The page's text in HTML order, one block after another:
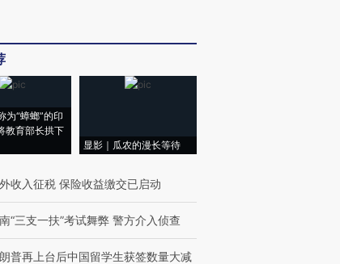
为“蟑螂”的印
教育部长拱下
显影｜瓜农的漫长等待
收入征税 保险收益缴交已启动
“三支一扶”考试舞弊 警方介入侦查
普再上台后中国留学生获签数量大减